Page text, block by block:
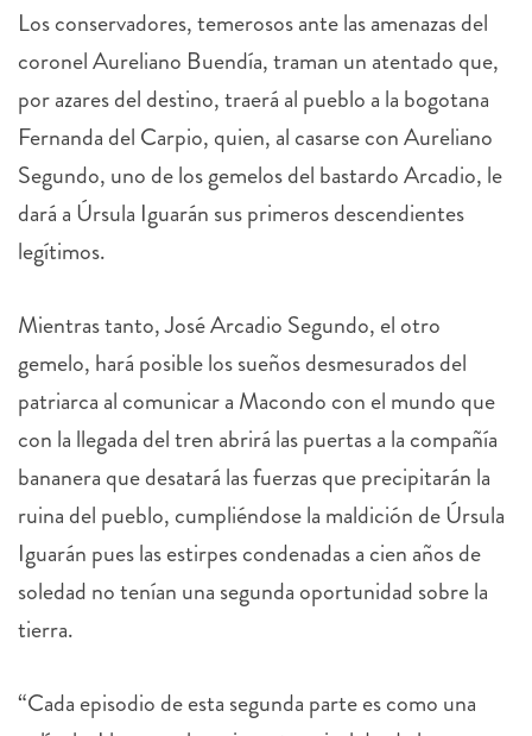
coronel Aureliano Buendía, traman un atentado que,
por azares del destino, traerá al pueblo a la bogotana
Fernanda del Carpio, quien, al casarse con Aureliano
Segundo, uno de los gemelos del bastardo Arcadio, le
dará a Úrsula Iguarán sus primeros descendientes
legítimos.
gemelo, hará posible los sueños desmesurados del
patriarca al comunicar a Macondo con el mundo que
con la llegada del tren abrirá las puertas a la compañía
bananera que desatará las fuerzas que precipitarán la
ruina del pueblo, cumpliéndose la maldición de Úrsula
Iguarán pues las estirpes condenadas a cien años de
soledad no tenían una segunda oportunidad sobre la
tierra.
película. Llevamos la serie a otro nivel desde lo